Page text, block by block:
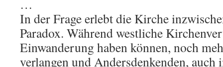
…
In der Frage erlebt die Kirche
Paradox. Während westliche
Einwanderung haben können, noch
verlangen und Andersdenkenden,